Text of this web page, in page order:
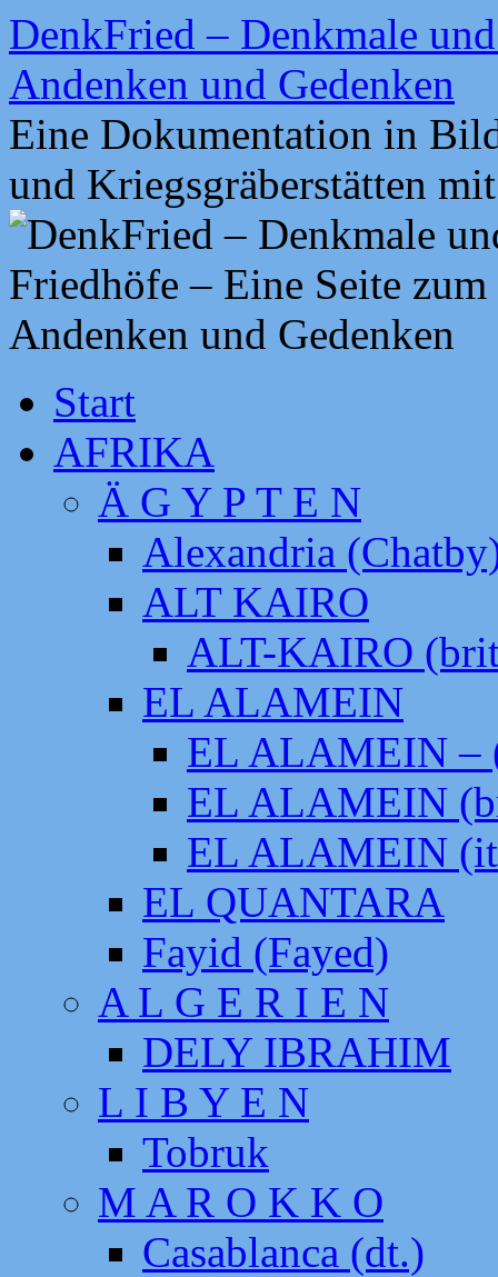
Zum
Inhalt
springen
DenkFried – Denkmale
Andenken und Gedenken
Eine Dokumentation in
und Kriegsgräberstätten
Start
AFRIKA
Ä G Y P T E N
Alexandria
ALT KAIRO
ALT-KAIRO
EL ALAMEIN
EL ALAMEIN –
EL ALAMEIN
EL ALAMEIN
EL QUANTARA
Fayid (Fayed)
A L G E R I E N
DELY IBRAHIM
L I B Y E N
Tobruk
M A R O K K O
Casablanca (dt.)